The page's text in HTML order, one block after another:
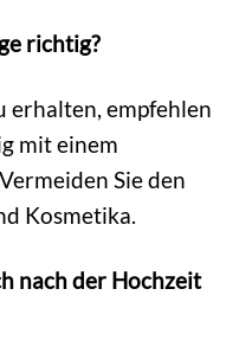
richtig?
erhalten, empfehlen
mit einem
Sie den
Kosmetika.
nach der Hochzeit